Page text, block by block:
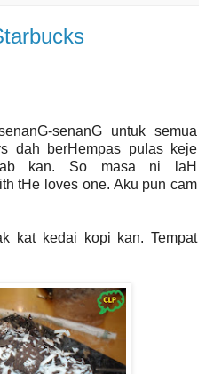
senanG untuk semua
dah berHempas pulas keje
kan. So masa ni laH
tHe loves one. Aku pun cam
kat kedai kopi kan. Tempat